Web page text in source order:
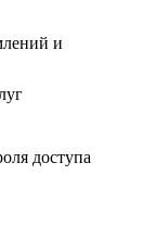
и
доступа